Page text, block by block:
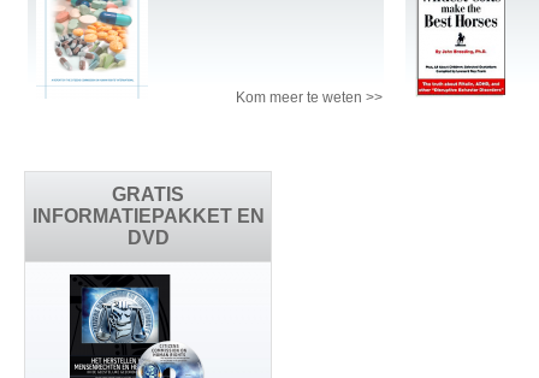
GRATIS
INFORMATIEPAKKET EN
DVD
Kom meer te weten >>